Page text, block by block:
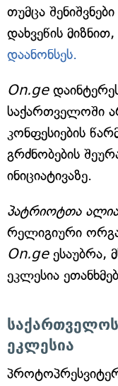
თუმცა
დახვეწის
დაანონსეს.
On.ge
საქართველოში
კონფესიების
გრძნობების
ინიციატივაზე.
პატრიოტთა
რელიგიური
On.geესაუბრა,
ეკლესია
ეკლესია